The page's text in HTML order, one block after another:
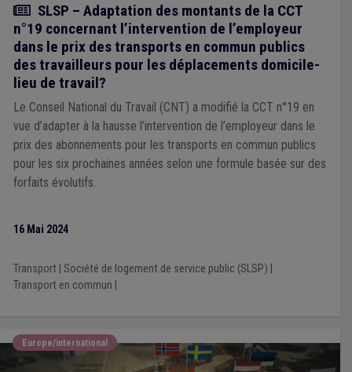
Actualité
SLSP – Adaptation des montants de la CCT
n°19 concernant l’intervention de l’employeur
dans le prix des transports en commun publics
des travailleurs pour les déplacements domicile-
lieu de travail?
Le Conseil National du Travail (CNT) a modifié la CCT n°19 en
vue d’adapter à la hausse l’intervention de l’employeur dans le
prix des abonnements pour les transports en commun publics
pour les six prochaines années selon une formule basée sur des
forfaits évolutifs.
16 Mai 2024
Transport| Société de logement de service public (SLSP)
Transport en commun
Europe/international